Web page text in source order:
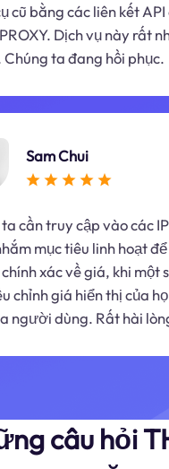
cũ bằng các liên kết
Dịch vụ này rất
Chúng ta đang hồi phục.
Sam Chui
cần truy cập vào các
mục tiêu linh hoạt
xác về giá, khi một
chỉnh giá hiển thị của
người dùng. Rất hài
câu hỏi